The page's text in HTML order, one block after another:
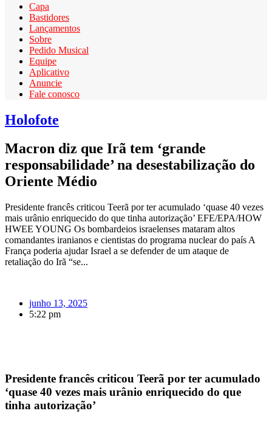
Capa
Bastidores
Lançamentos
Sobre
Pedido Musical
Equipe
Aplicativo
Anuncie
Fale conosco
Holofote
Macron diz que Irã tem ‘grande
responsabilidade’ na desestabilização do
Oriente Médio
Presidente francês criticou Teerã por ter acumulado ‘quase 40 vezes
mais urânio enriquecido do que tinha autorização’ EFE/EPA/HOW
HWEE YOUNG Os bombardeios israelenses mataram altos
comandantes iranianos e cientistas do programa nuclear do país A
França poderia ajudar Israel a se defender de um ataque de
retaliação do Irã “se...
junho 13, 2025
5:22 pm
Presidente francês criticou Teerã por ter acumulado
‘quase 40 vezes mais urânio enriquecido do que
tinha autorização’